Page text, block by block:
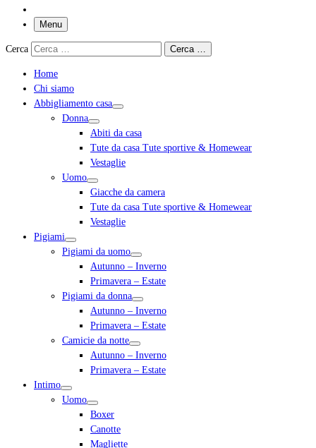
Menu
Cerca Cerca …
Home
Chi siamo
Abbigliamento casa
Donna
Abiti da casa
Tute da casa Tute sportive & Homewear
Vestaglie
Uomo
Giacche da camera
Tute da casa Tute sportive & Homewear
Vestaglie
Pigiami
Pigiami da uomo
Autunno – Inverno
Primavera – Estate
Pigiami da donna
Autunno – Inverno
Primavera – Estate
Camicie da notte
Autunno – Inverno
Primavera – Estate
Intimo
Uomo
Boxer
Canotte
Magliette